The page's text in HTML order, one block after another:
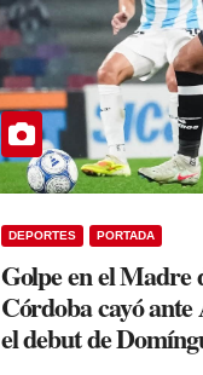
DEPORTES PORTADA
Golpe en el Madre
Córdoba cayó
el debut de